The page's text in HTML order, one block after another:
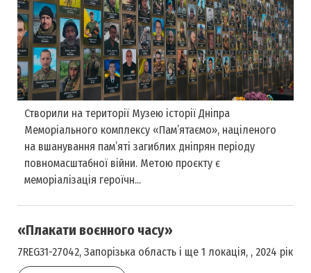
Створили на території Музею історії Дніпра
Меморіального комплексу «Пам’ятаємо», націленого
на вшанування пам’яті загиблих дніпрян періоду
повномасштабної війни. Метою проєкту є
меморіалізація героїчн...
«Плакати воєнного часу»
7REG31-27042, Запорізька область і ще 1 локація, , 2024 рік